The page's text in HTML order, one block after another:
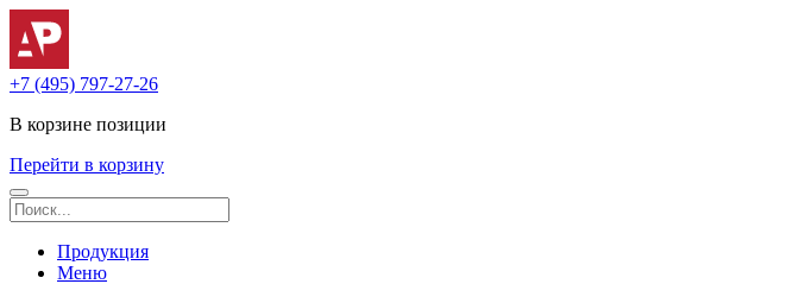
+7 (495) 797-27-26
В корзине позиции
Перейти в корзину
Продукция
Меню